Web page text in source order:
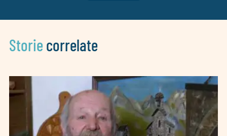
Storie correlate